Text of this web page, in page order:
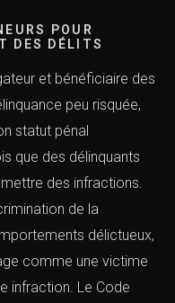
POUR
DES DÉLITS
et bénéficiaire des
peu risquée,
statut pénal
que des délinquants
des infractions.
de la
délictueux,
comme une victime
infraction. Le Code